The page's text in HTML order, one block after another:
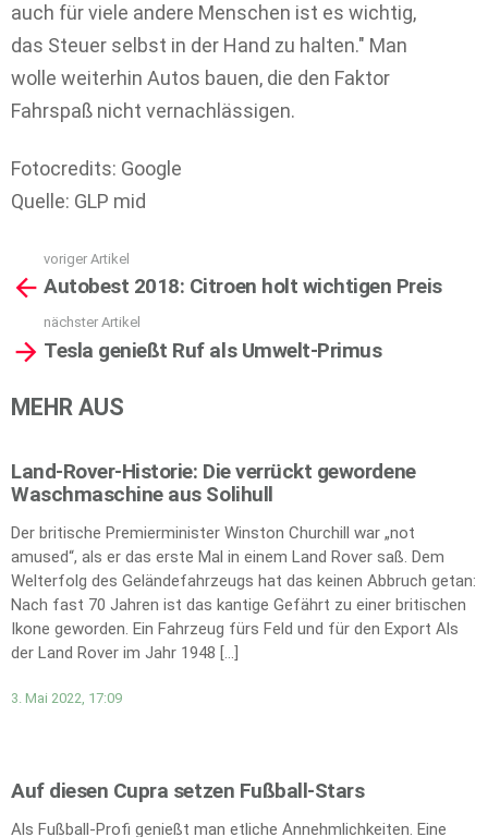
auch für viele andere Menschen ist es wichtig,
das Steuer selbst in der Hand zu halten." Man
wolle weiterhin Autos bauen, die den Faktor
Fahrspaß nicht vernachlässigen.
Fotocredits: Google
Quelle: GLP mid
more
voriger Artikel
Autobest 2018: Citroen holt wichtigen Preis
nächster Artikel
Tesla genießt Ruf als Umwelt-Primus
MEHR AUS
Land-Rover-Historie: Die verrückt gewordene
Waschmaschine aus Solihull
Der britische Premierminister Winston Churchill war „not
amused“, als er das erste Mal in einem Land Rover saß. Dem
Welterfolg des Geländefahrzeugs hat das keinen Abbruch getan:
Nach fast 70 Jahren ist das kantige Gefährt zu einer britischen
Ikone geworden. Ein Fahrzeug fürs Feld und für den Export Als
der Land Rover im Jahr 1948 […]
3. Mai 2022, 17:09
Auf diesen Cupra setzen Fußball-Stars
Als Fußball-Profi genießt man etliche Annehmlichkeiten. Eine